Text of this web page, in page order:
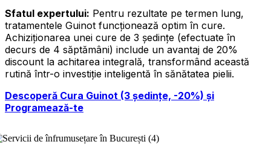
Sfatul expertului: Pentru rezultate pe termen lung,
tratamentele Guinot funcționează optim în cure.
Achiziționarea unei cure de 3 ședințe (efectuate în
decurs de 4 săptămâni) include un avantaj de 20%
discount la achitarea integrală, transformând această
rutină într-o investiție inteligentă în sănătatea pielii.
Descoperă Cura Guinot (3 ședințe, -20%) și
Programează-te